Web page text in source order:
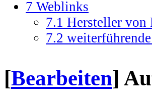
7 Weblinks
7.1 Hersteller von
7.2
[Bearbeiten]